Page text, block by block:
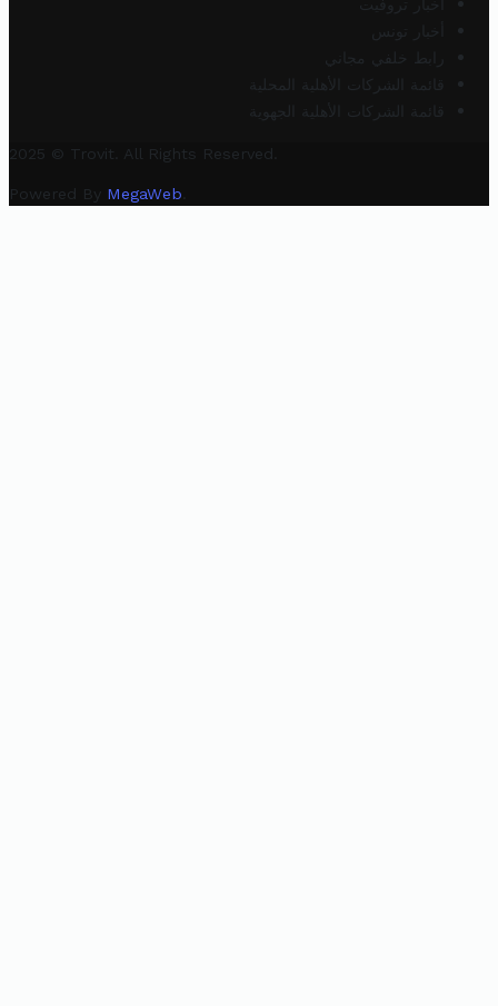
أخبار تروفيت
أخبار تونس
رابط خلفي مجاني
قائمة الشركات الأهلية المحلية
قائمة الشركات الأهلية الجهوية
2025 © Trovit. All Rights Reserved.
Powered By MegaWeb